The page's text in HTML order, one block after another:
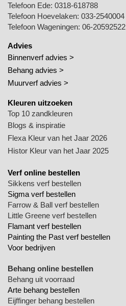
Telefoon Ede: 0318-618788
Telefoon Hoevelaken: 033-2540004
Telefoon Wageningen: 06-20592522
Advies
Binnenverf advies >
Behang advies >
Muurverf advies >
Kleuren uitzoeken
Top 10 zandkleuren
Blogs & inspiratie
Flexa Kleur van het Jaar 2026
Histor Kleur van het Jaar 2025
Verf online bestellen
Sikkens verf bestellen
Sigma verf bestellen
Farrow & Ball verf bestellen
Little Greene verf bestellen
Flamant verf bestellen
Painting the Past verf bestellen
Voor bedrijven
Behang online bestellen
Behang uit voorraad
Arte behang bestellen
Eijffinger behang bestellen